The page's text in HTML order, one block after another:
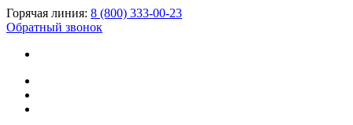
Горячая линия: 8 (800) 333-00-23
Обратный звонок